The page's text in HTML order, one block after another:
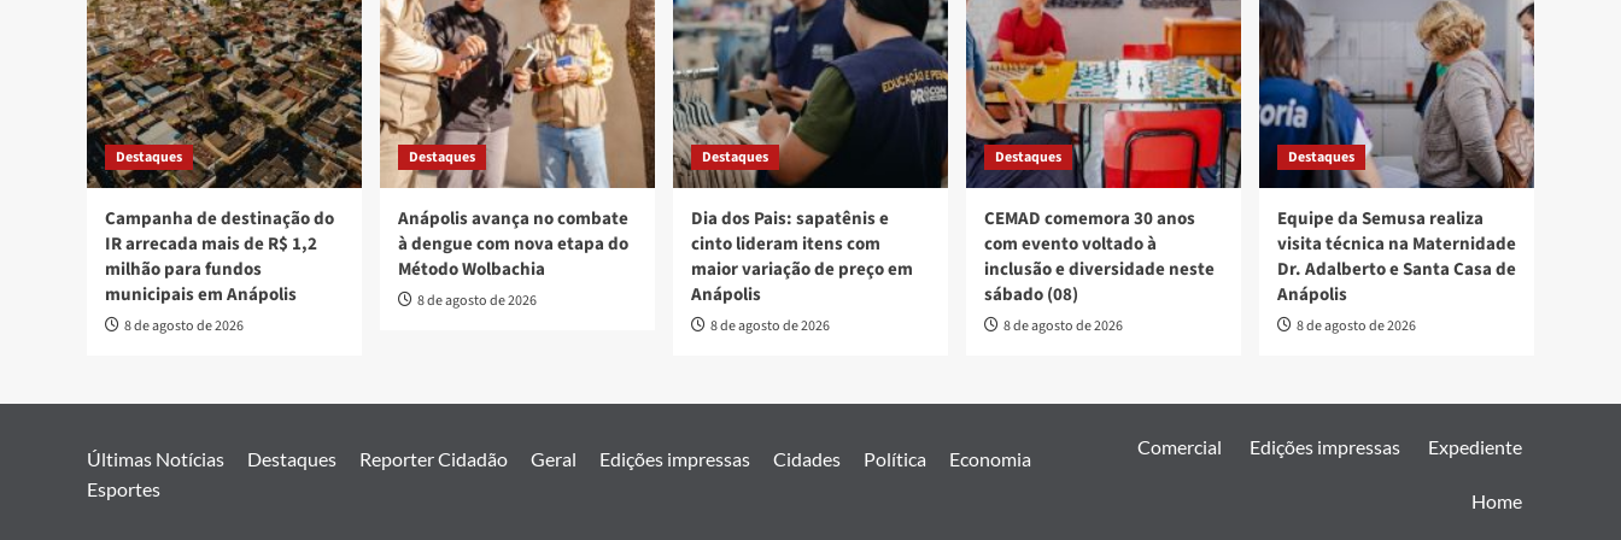
Destaques
Campanha de destinação do
IR arrecada mais de R$ 1,2
milhão para fundos
municipais em Anápolis
8 de agosto de 2026
Destaques
Anápolis avança no combate
à dengue com nova etapa do
Método Wolbachia
8 de agosto de 2026
Destaques
Dia dos Pais: sapatênis e
cinto lideram itens com
maior variação de preço em
Anápolis
8 de agosto de 2026
Destaques
CEMAD comemora 30 anos
com evento voltado à
inclusão e diversidade neste
sábado (08)
8 de agosto de 2026
Destaques
Equipe da Semusa realiza
visita técnica na Maternidade
Dr. Adalberto e Santa Casa de
Anápolis
8 de agosto de 2026
Últimas Notícias Destaques Reporter Cidadão Geral Edições impressas Cidades Política
Economia
Esportes
Comercial Edições impressas Expediente
Home